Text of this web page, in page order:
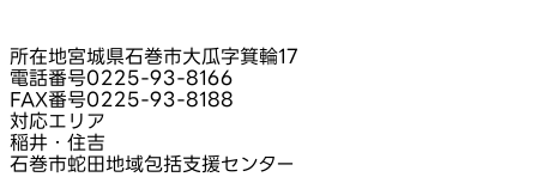
所在地宮城県石巻市大瓜字箕輪17
電話番号0225-93-8166
FAX番号0225-93-8188
対応エリア
稲井・住吉
石巻市蛇田地域包括支援センター